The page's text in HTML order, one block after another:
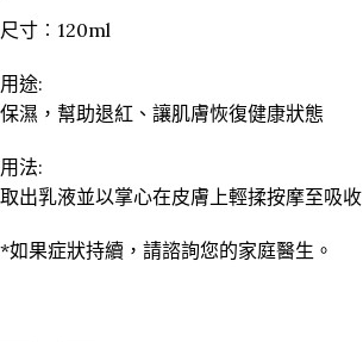
尺寸︰120ml
用途:
保濕，幫助退紅、讓肌膚恢復健康狀態
用法:
取出乳液並以掌心在皮膚上輕揉按摩至吸收
*如果症狀持續，請諮詢您的家庭醫生。